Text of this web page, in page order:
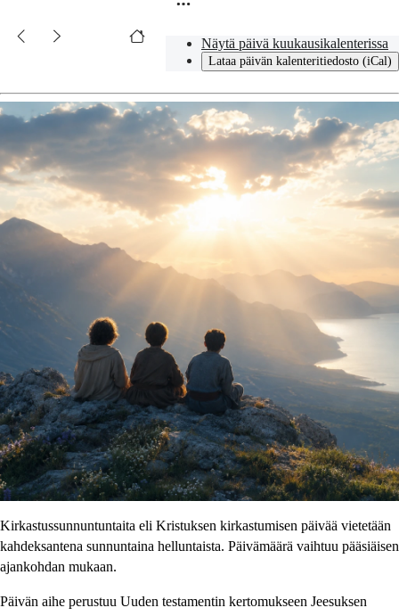
Näytä päivä kuukausikalenterissa
Lataa päivän kalenteritiedosto (iCal)
Kirkastussunnuntuntaita eli Kristuksen kirkastumisen päivää vietetään
kahdeksantena sunnuntaina helluntaista. Päivämäärä vaihtuu pääsiäisen
ajankohdan mukaan.
Päivän aihe perustuu Uuden testamentin kertomukseen Jeesuksen